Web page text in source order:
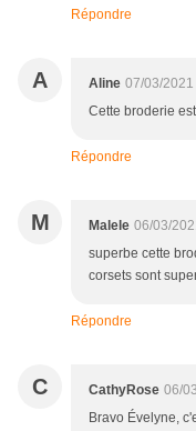
Répondre
A Aline 07/03/2021
Cette broderie
Répondre
M Malele 06/03/
superbe cette
corsets sont
Répondre
C CathyRose 06/
Bravo Évelyne,